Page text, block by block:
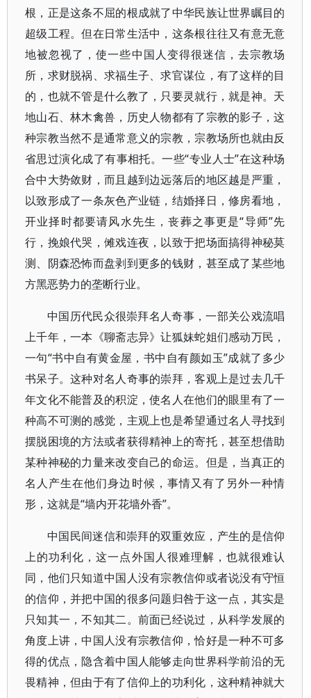
根，正是这条不屈的根成就了中华民族让世界瞩目的
超级工程。但在日常生活中，这条根往往又有意无意
地被忽视了，使一些中国人变得很迷信，去宗教场
所，求财脱祸、求福生子、求官谋位，有了这样的目
的，也就不管是什么教了，只要灵就行，就是神。天
地山石、林木禽兽，历史人物都有了宗教的影子，这
种宗教当然不是通常意义的宗教，宗教场所也就由反
省思过演化成了有事相托。一些“专业人士”在这种场
合中大势敛财，而且越到边远落后的地区越是严重，
以致形成了一条灰色产业链，结婚择日，修房看地，
开业择时都要请风水先生，丧葬之事更是“导师”先
行，挽娘代哭，傩戏连夜，以致于把场面搞得神秘莫
测、阴森恐怖而盘剥到更多的钱财，甚至成了某些地
方黑恶势力的垄断行业。
中国历代民众很崇拜名人奇事，一部关公戏流唱
上千年，一本《聊斋志异》让狐妹蛇姐们感动万民，
一句“书中自有黄金屋，书中自有颜如玉”成就了多少
书呆子。这种对名人奇事的崇拜，客观上是过去几千
年文化不能普及的积淀，使名人在他们的眼里有了一
种高不可测的感觉，主观上也是希望通过名人寻找到
摆脱困境的方法或者获得精神上的寄托，甚至想借助
某种神秘的力量来改变自己的命运。但是，当真正的
名人产生在他们身边时候，事情又有了另外一种情
形，这就是“墙内开花墙外香”。
中国民间迷信和崇拜的双重效应，产生的是信仰
上的功利化，这一点外国人很难理解，也就很难认
同，他们只知道中国人没有宗教信仰或者说没有守恒
的信仰，并把中国的很多问题归咎于这一点，其实是
只知其一，不知其二。前面已经说过，从科学发展的
角度上讲，中国人没有宗教信仰，恰好是一种不可多
得的优点，隐含着中国人能够走向世界科学前沿的无
畏精神，但由于有了信仰上的功利化，这种精神就大